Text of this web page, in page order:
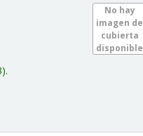
No hay
imagen de
cubierta
disponible